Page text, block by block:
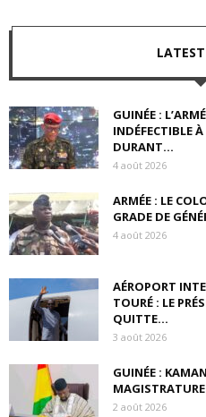
GUINÉE :
INDÉFECTIBLE
DURANT...
4 août 2026
ARMÉE : LE
GRADE DE
4 août 2026
AÉROPORT
TOURÉ : LE
QUITTE...
3 août 2026
GUINÉE :
2 août 2026